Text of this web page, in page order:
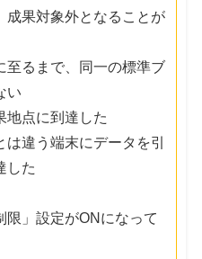
成果対象外となることが
至るまで、同一の標準ブ
い
地点に到達した
は違う端末にデータを引
した
限」設定がONになって